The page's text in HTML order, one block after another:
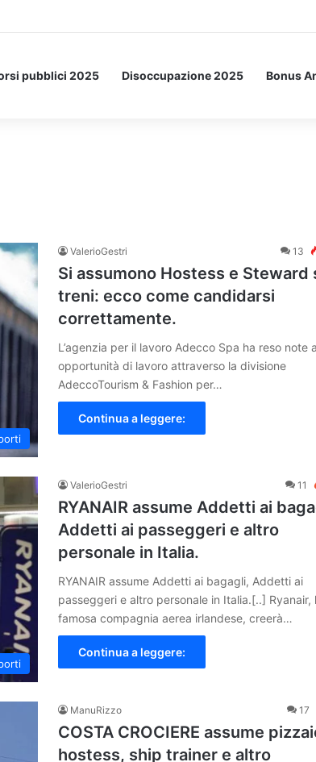
a Letto: ecco l’esperimento spaziale.
pubblici 2025 Disoccupazione 2025 Bonus
ValerioGestri 13
Si assumono Hostess e Steward
treni: ecco come candidarsi
correttamente.
L’agenzia per il lavoro Adecco Spa ha reso note
opportunità di lavoro attraverso la divisione
AdeccoTourism & Fashion per…
Continua a leggere:
ValerioGestri 11
RYANAIR assume Addetti ai
Addetti ai passeggeri e altro
personale in Italia.
RYANAIR assume Addetti ai bagagli, Addetti ai
passeggeri e altro personale in Italia.[..] Ryanair,
famosa compagnia aerea irlandese, creerà…
Continua a leggere:
ManuRizzo 17
COSTA CROCIERE assume
hostess, ship trainer e altro